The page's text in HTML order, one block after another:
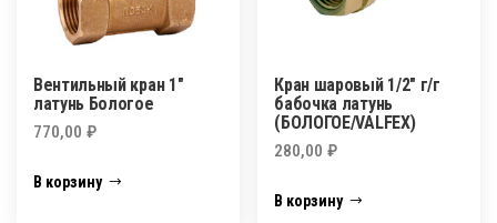
Вентильный кран 1″
латунь Бологое
770,00 ₽
В корзину
Кран шаровый 1/2″ г/г
бабочка латунь
(БОЛОГОЕ/VALFEX)
280,00₽
В корзину